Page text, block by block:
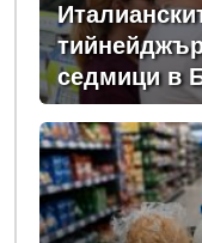
седмици в